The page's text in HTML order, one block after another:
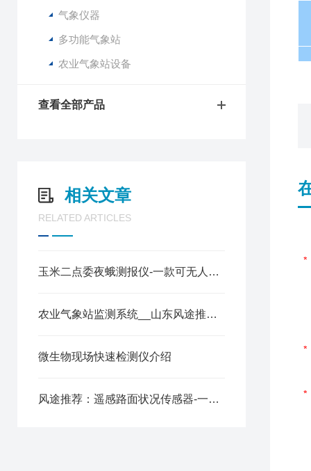
气象仪器
多功能气象站
农业气象站设备
查看全部产品
相关文章
RELATED ARTICLES
玉米二点委夜蛾测报仪-一款可无人监管的二点委夜蛾监测设备@2024资讯
农业气象站监测系统__山东风途推出DE
微生物现场快速检测仪介绍
风途推荐：遥感路面状况传感器-一款安装维护简单的遥感式路面状况传感器